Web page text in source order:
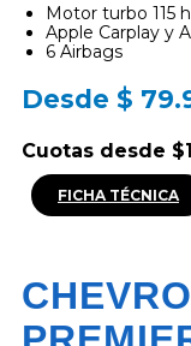
Motor turbo 115
Apple Carplay y
6 Airbags
Desde $
Cuotas desde
FICHA TÉCNICA